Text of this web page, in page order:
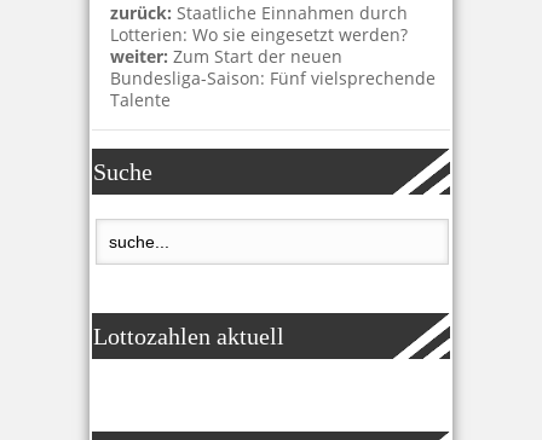
zurück: Staatliche Einnahmen durch
Lotterien: Wo sie eingesetzt werden?
weiter: Zum Start der neuen
Bundesliga-Saison: Fünf vielsprechende
Talente
Suche
Lottozahlen aktuell